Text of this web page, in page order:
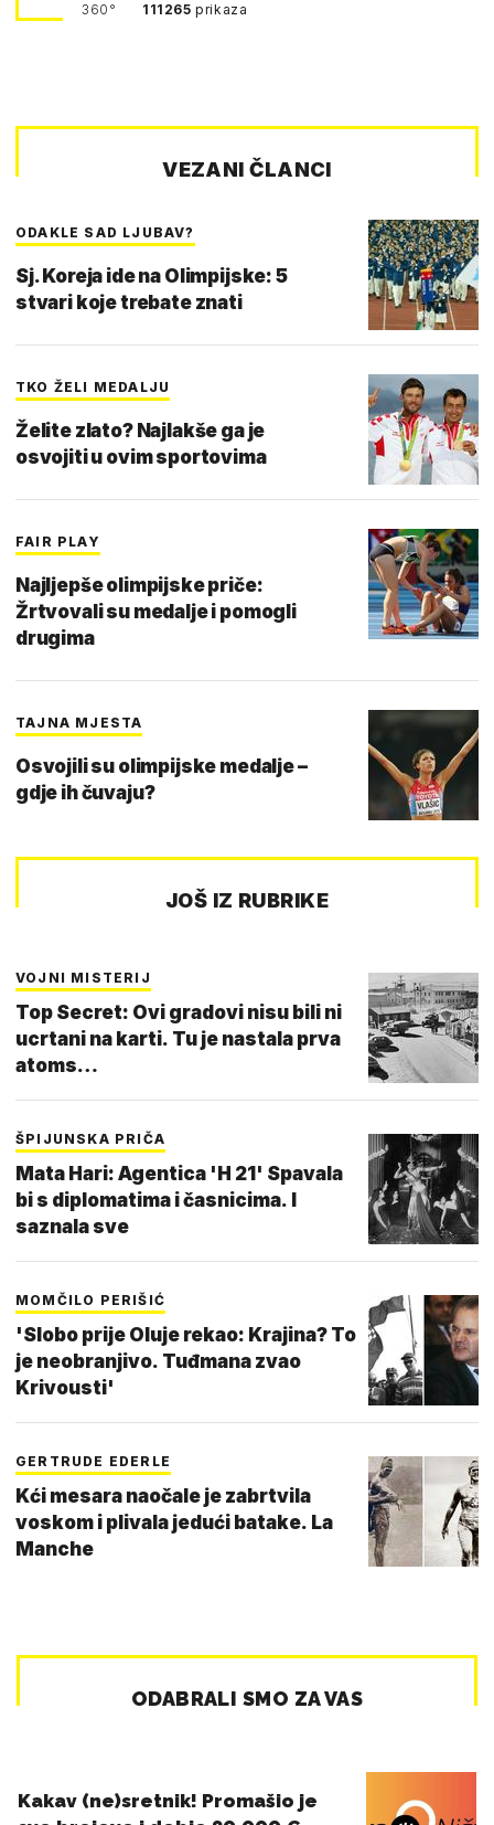
360° 111265prikaza
VEZANI ČLANCI
ODAKLE SAD LJUBAV?
Sj. Koreja ide na Olimpijske: 5
stvari koje trebate znati
TKO ŽELI MEDALJU
Želite zlato? Najlakše ga je
osvojiti u ovim sportovima
FAIR PLAY
Najljepše olimpijske priče:
Žrtvovali su medalje i pomogli
drugima
TAJNA MJESTA
Osvojili su olimpijske medalje –
gdje ih čuvaju?
JOŠ IZ RUBRIKE
VOJNI MISTERIJ
Top Secret: Ovi gradovi nisu bili ni
ucrtani na karti. Tu je nastala prva
atoms…
ŠPIJUNSKA PRIČA
Mata Hari: Agentica 'H 21' Spavala
bi s diplomatima i časnicima. I
saznala sve
MOMČILO PERIŠIĆ
'Slobo prije Oluje rekao: Krajina? To
je neobranjivo. Tuđmana zvao
Krivousti'
GERTRUDE EDERLE
Kći mesara naočale je zabrtvila
voskom i plivala jedući batake. La
Manche